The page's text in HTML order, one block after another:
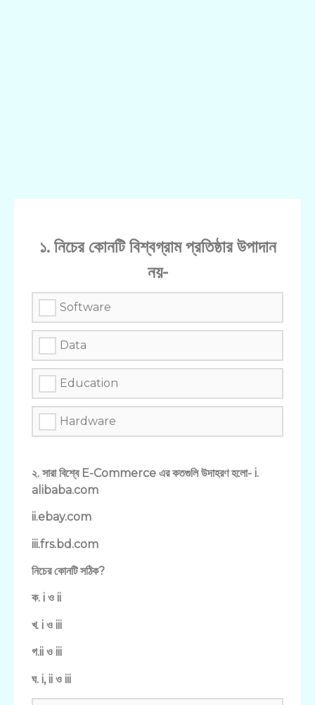
১. নিচের কোনটি বিশ্বগ্রাম প্রতিষ্ঠার উপাদান
নয়-
Software
Data
Education
Hardware
২. সারা বিশ্বে E-Commerce এর কতগুলি উদাহরণ হলো- i.
alibaba.com
ii.ebay.com
iii.frs.bd.com
নিচের কোনটি সঠিক?
ক. i ও ii
খ. i ও iii
গ.ii ও iii
ঘ. i, ii ও iii